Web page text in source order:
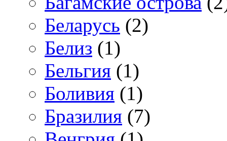
Беларусь (2)
Белиз (1)
Бельгия (1)
Боливия (1)
Бразилия (7)